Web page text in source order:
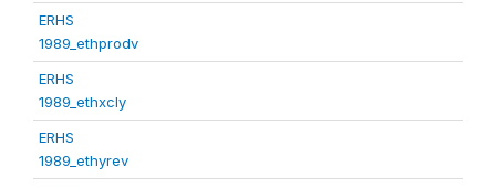
ERHS
1989_ethprodv
ERHS
1989_ethxcly
ERHS
1989_ethyrev